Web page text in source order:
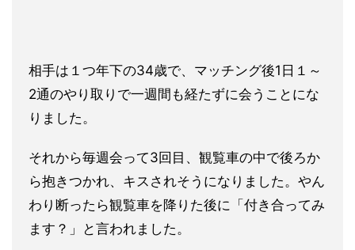
相手は１つ年下の34歳で、マッチング後1日１～
2通のやり取りで一週間も経たずに会うことにな
りました。
それから毎週会って3回目、観覧車の中で後ろか
ら抱きつかれ、キスされそうになりました。やん
わり断ったら観覧車を降りた後に「付き合ってみ
ます？」と言われました。